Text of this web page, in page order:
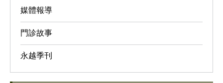
媒體報導
門診故事
永越季刊